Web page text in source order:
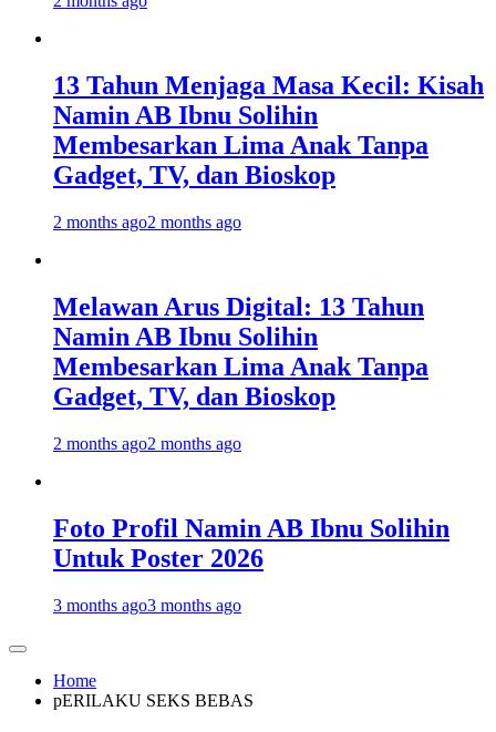
13 Tahun Menjaga Masa Kecil: Kisah
Namin AB Ibnu Solihin
Membesarkan Lima Anak Tanpa
Gadget, TV, dan Bioskop
2 months ago2 months ago
Melawan Arus Digital: 13 Tahun
Namin AB Ibnu Solihin
Membesarkan Lima Anak Tanpa
Gadget, TV, dan Bioskop
2 months ago2 months ago
Foto Profil Namin AB Ibnu Solihin
Untuk Poster 2026
3 months ago3 months ago
Home
pERILAKU SEKS BEBAS